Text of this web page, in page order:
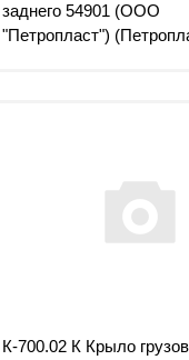
заднего 54901 (ООО
"Петропласт")
К-700.02 К Крыло